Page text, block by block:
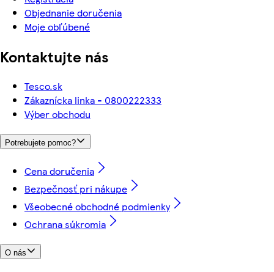
Objednanie doručenia
Moje obľúbené
Kontaktujte nás
Tesco.sk
Zákaznícka linka - 0800222333
Výber obchodu
Potrebujete pomoc?
Cena doručenia
Bezpečnosť pri nákupe
Všeobecné obchodné podmienky
Ochrana súkromia
O nás